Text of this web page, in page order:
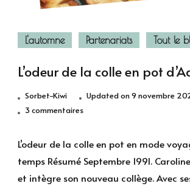
L'automne Partenariats Tout le
L’odeur de la colle en pot
Sorbet-Kiwi Updated on9 novembre
3 commentairessur
de
colle
en
L’odeur de la colle en pot en mode
temps Résumé Septembre 1991.
et intègre son nouveau collège. Avec